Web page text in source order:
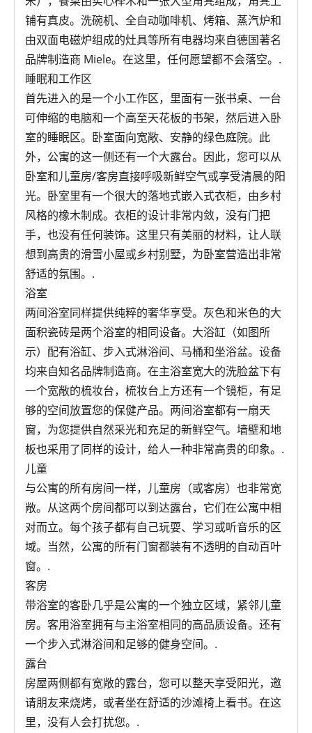
铺有真皮。洗碗机、全自动咖啡机、烤箱、蒸汽炉和
由双面电磁炉组成的灶具等所有电器均来自德国著名
品牌制造商 Miele。在这里，任何愿望都不会落空。.
睡眠和工作区
首先进入的是一个小工作区，里面有一张书桌、一台
可伸缩的电脑和一个高至天花板的书架，然后进入卧
室的睡眠区。卧室面向宽敞、安静的绿色庭院。此
外，公寓的这一侧还有一个大露台。因此，您可以从
卧室和儿童房/客房直接呼吸新鲜空气或享受清晨的阳
光。卧室里有一个很大的落地式嵌入式衣柜，由乡村
风格的橡木制成。衣柜的设计非常内敛，没有门把
手，也没有任何装饰。这里只有美丽的材料，让人联
想到高贵的滑雪小屋或乡村别墅，为卧室营造出非常
舒适的氛围。.
浴室
两间浴室同样提供纯粹的奢华享受。灰色和米色的大
面积瓷砖是两个浴室的相同设备。大浴缸（如图所
示）配有浴缸、步入式淋浴间、马桶和坐浴盆。设备
均来自知名品牌制造商。在主浴室宽大的洗脸盆下有
一个宽敞的梳妆台，梳妆台上方还有一个镜柜，有足
够的空间放置您的保健产品。两间浴室都有一扇天
窗，为您提供自然采光和充足的新鲜空气。墙壁和地
板也采用了同样的设计，给人一种非常高贵的印象。.
儿童
与公寓的所有房间一样，儿童房（或客房）也非常宽
敞。从这两个房间都可以到达露台，它们在公寓中相
对而立。每个孩子都有自己玩耍、学习或听音乐的区
域。当然，公寓的所有门窗都装有不透明的自动百叶
窗。.
客房
带浴室的客卧几乎是公寓的一个独立区域，紧邻儿童
房。客用浴室拥有与主浴室相同的高品质设备。还有
一个步入式淋浴间和足够的健身空间。.
露台
房屋两侧都有宽敞的露台，您可以整天享受阳光，邀
请朋友来烧烤，或者坐在舒适的沙滩椅上看书。在这
里，没有人会打扰您。.